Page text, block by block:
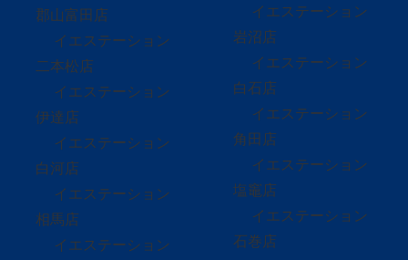
郡山富田店
イエステーション
二本松店
イエステーション
伊達店
イエステーション
白河店
イエステーション
相馬店
イエステーション
イエステーション
岩沼店
イエステーション
白石店
イエステーション
角田店
イエステーション
塩竈店
イエステーション
石巻店